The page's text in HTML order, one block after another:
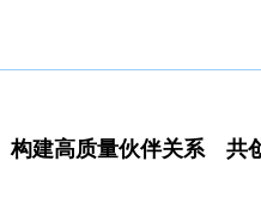
构建高质量伙伴关系 共